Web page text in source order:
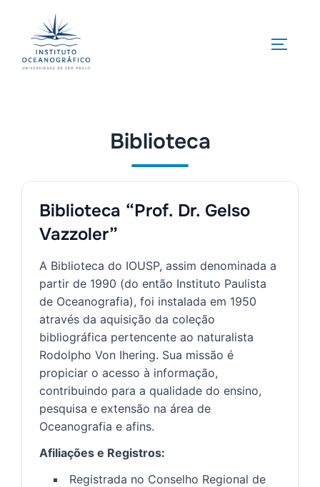
conteúdo
Biblioteca
Biblioteca “Prof. Dr. Gelso
Vazzoler”
A Biblioteca do IOUSP, assim denominada a
partir de 1990 (do então Instituto Paulista
de Oceanografia), foi instalada em 1950
através da aquisição da coleção
bibliográfica pertencente ao naturalista
Rodolpho Von Ihering. Sua missão é
propiciar o acesso à informação,
contribuindo para a qualidade do ensino,
pesquisa e extensão na área de
Oceanografia e afins.
Afiliações e Registros:
Registrada no Conselho Regional de